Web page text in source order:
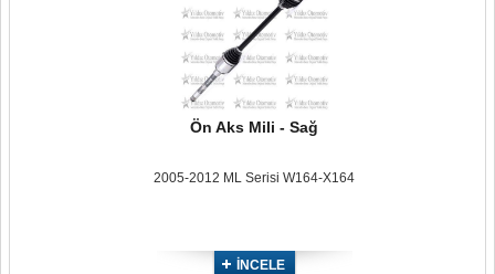
Ön Aks Mili - Sağ
2005-2012 ML Serisi W164-X164
İNCELE